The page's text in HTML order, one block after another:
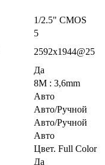
1/2.5" CMOS
5
2592х1944@25
Да
8M : 3,6mm
Авто
Авто/Ручной
Авто/Ручной
Авто
Цвет. Full Color
Да